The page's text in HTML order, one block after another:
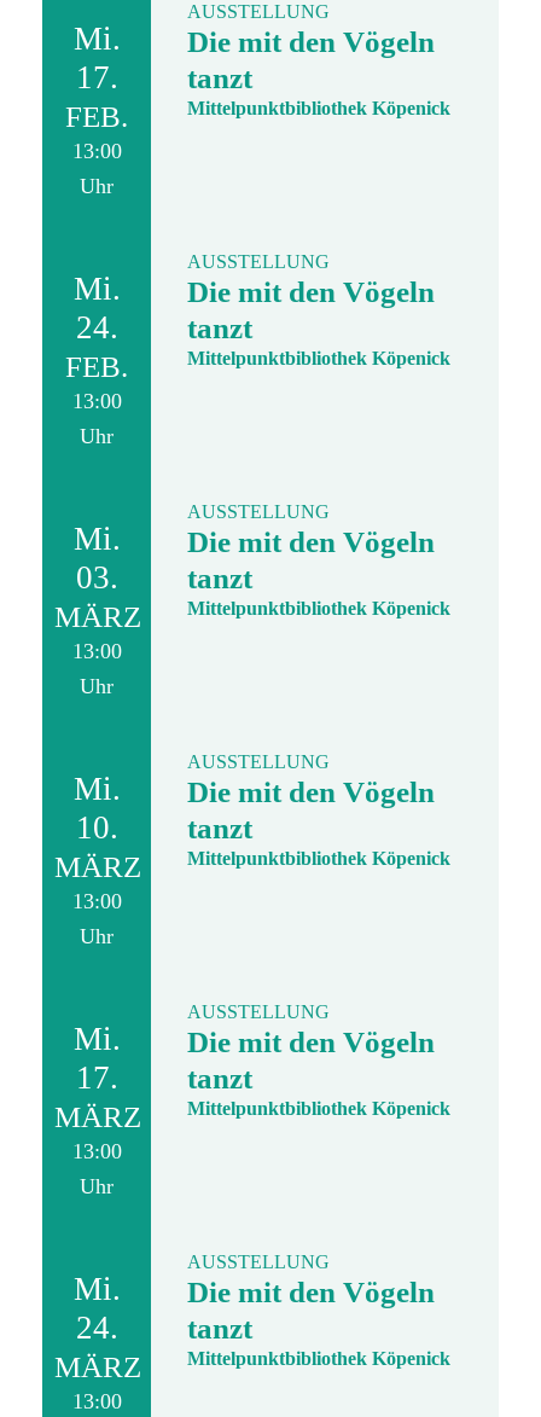
Mi.
17.
FEB.
13:00
Uhr
AUSSTELLUNG
Die mit den Vögeln
tanzt
Mittelpunktbibliothek Köpenick
Mi.
24.
FEB.
13:00
Uhr
AUSSTELLUNG
Die mit den Vögeln
tanzt
Mittelpunktbibliothek Köpenick
Mi.
03.
MÄRZ
13:00
Uhr
AUSSTELLUNG
Die mit den Vögeln
tanzt
Mittelpunktbibliothek Köpenick
Mi.
10.
MÄRZ
13:00
Uhr
AUSSTELLUNG
Die mit den Vögeln
tanzt
Mittelpunktbibliothek Köpenick
Mi.
17.
MÄRZ
13:00
Uhr
AUSSTELLUNG
Die mit den Vögeln
tanzt
Mittelpunktbibliothek Köpenick
Mi.
24.
MÄRZ
13:00
AUSSTELLUNG
Die mit den Vögeln
tanzt
Mittelpunktbibliothek Köpenick